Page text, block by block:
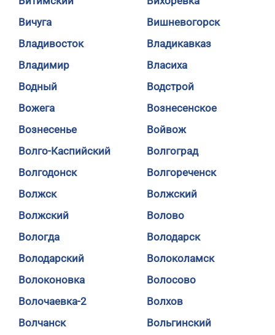
Вичуга
Вишневогорск
Владивосток
Владикавказ
Владимир
Власиха
Водный
Водстрой
Вожега
Вознесенское
Вознесенье
Войвож
Волго-Каспийский
Волгоград
Волгодонск
Волгореченск
Волжск
Волжский
Волжский
Волово
Вологда
Володарск
Володарский
Волоколамск
Волоконовка
Волосово
Волочаевка-2
Волхов
Волчанск
Вольгинский